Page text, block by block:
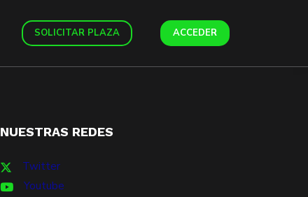
SOLICITAR PLAZA ACCEDER
NUESTRAS REDES
Twitter
Youtube